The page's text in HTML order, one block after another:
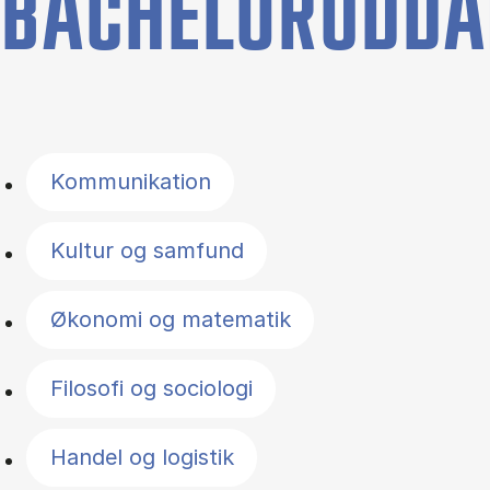
Kommunikation
Kultur og samfund
Økonomi og matematik
Filosofi og sociologi
Handel og logistik